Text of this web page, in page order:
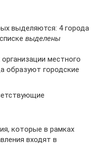
выделяются: 4 города
выделены
местного
образуют городские
которые в рамках
входят в